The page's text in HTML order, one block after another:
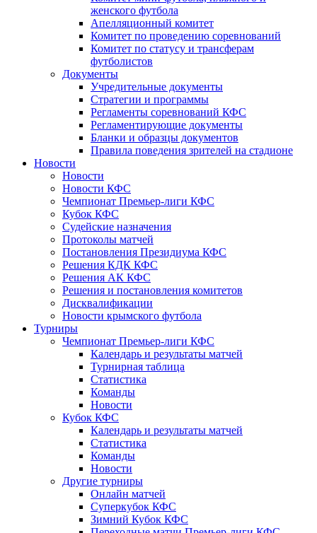
женского футбола
Апелляционный комитет
Комитет по проведению соревнований
Комитет по статусу и трансферам
футболистов
Документы
Учредительные документы
Стратегии и программы
Регламенты соревнований КФС
Регламентирующие документы
Бланки и образцы документов
Правила поведения зрителей на стадионе
Новости
Новости
Новости КФС
Чемпионат Премьер-лиги КФС
Кубок КФС
Судейские назначения
Протоколы матчей
Постановления Президиума КФС
Решения КДК КФС
Решения АК КФС
Решения и постановления комитетов
Дисквалификации
Новости крымского футбола
Турниры
Чемпионат Премьер-лиги КФС
Календарь и результаты матчей
Турнирная таблица
Статистика
Команды
Новости
Кубок КФС
Календарь и результаты матчей
Статистика
Команды
Новости
Другие турниры
Онлайн матчей
Суперкубок КФС
Зимний Кубок КФС